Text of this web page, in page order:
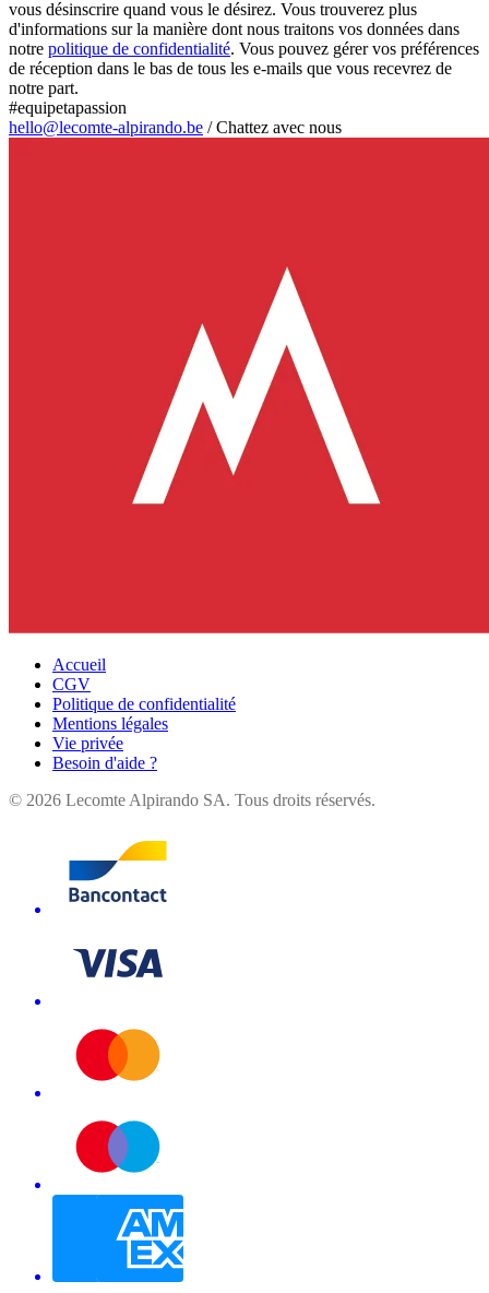
vous désinscrire quand vous le désirez. Vous trouverez plus
d'informations sur la manière dont nous traitons vos données dans
notre politique de confidentialité. Vous pouvez gérer vos préférences
de réception dans le bas de tous les e-mails que vous recevrez de
notre part.
#equipetapassion
hello@lecomte-alpirando.be /Chattez avec nous
Accueil
CGV
Politique de confidentialité
Mentions légales
Vie privée
Besoin d'aide ?
© 2026 Lecomte Alpirando SA. Tous droits réservés.